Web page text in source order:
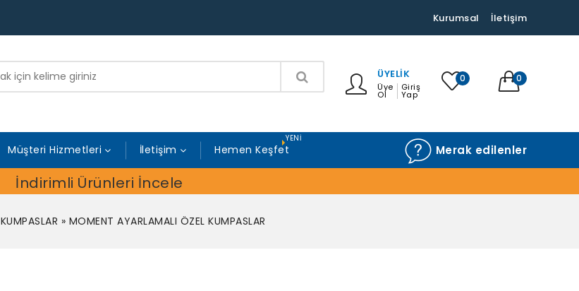
Kurumsal İletişim
ÜYELIK
Üye
Ol
Giriş
Yap
0 0
Müşteri Hizmetleri İletişim Hemen Keşfet
YENI
Merak edilenler
İndirimli Ürünleri İncele
KUMPASLAR » MOMENT AYARLAMALI ÖZEL KUMPASLAR